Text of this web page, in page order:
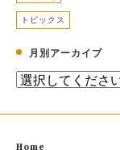
トピックス
月別アーカイブ
Home